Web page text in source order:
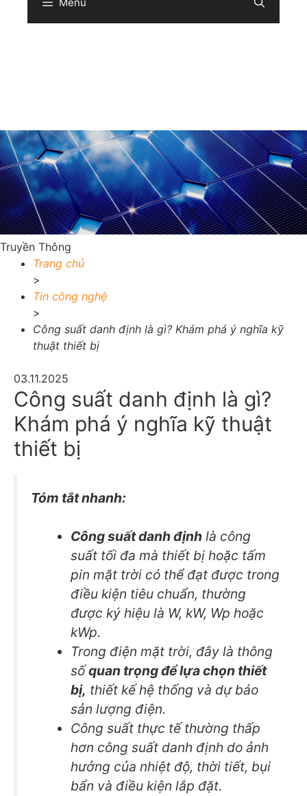
Truyền Thông
Trang chủ
>
Tin công nghệ
>
Công suất danh định là gì? Khám phá ý nghĩa kỹ
thuật thiết bị
03.11.2025
Công suất danh định là gì?
Khám phá ý nghĩa kỹ thuật
thiết bị
Tóm tắt nhanh:
Công suất danh định là công
suất tối đa mà thiết bị hoặc tấm
pin mặt trời có thể đạt được trong
điều kiện tiêu chuẩn, thường
được ký hiệu là W, kW, Wp hoặc
kWp.
Trong điện mặt trời, đây là thông
sốquan trọng để lựa chọn thiết
bị, thiết kế hệ thống và dự báo
sản lượng điện.
Công suất thực tế thường thấp
hơn công suất danh định do ảnh
hưởng của nhiệt độ, thời tiết, bụi
bẩn và điều kiện lắp đặt.